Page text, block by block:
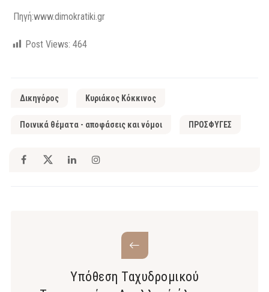
Πηγή:www.dimokratiki.gr
Post Views: 464
Δικηγόρος Κυριάκος Κόκκινος
Ποινικά θέματα - αποφάσεις και νόμοι ΠΡΟΣΦΥΓΕΣ
Υπόθεση Ταχυδρομικού